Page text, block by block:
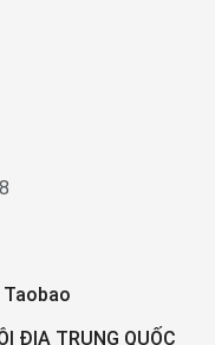
ĐỊA TRUNG QUỐC